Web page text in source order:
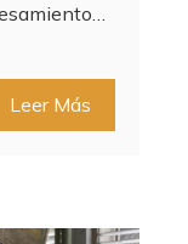
Leer Más